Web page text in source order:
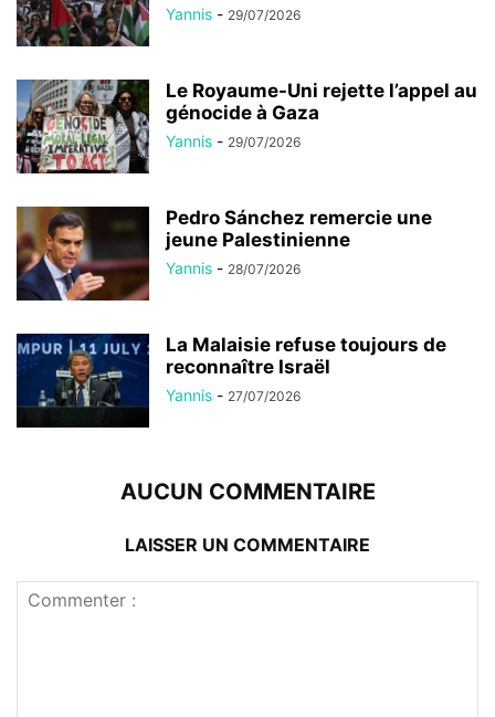
Yannis - 29/07/2026
Le Royaume-Uni rejette l’appel au
génocide à Gaza
Yannis - 29/07/2026
Pedro Sánchez remercie une
jeune Palestinienne
Yannis - 28/07/2026
La Malaisie refuse toujours de
reconnaître Israël
Yannis - 27/07/2026
AUCUN COMMENTAIRE
LAISSER UN COMMENTAIRE